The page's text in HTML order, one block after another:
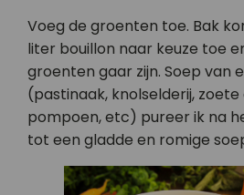
Voeg de groenten toe. Bak
liter bouillon naar keuze toe
groenten gaar zijn. Soep van
(pastinaak, knolselderij,
pompoen, etc) pureer ik na
tot een gladde en romige